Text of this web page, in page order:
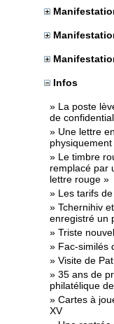
Infos
» La poste
de
» Une lettre
physiquement
» Le timbre
remplacé par
lettre rouge »
» Les tarifs
» Tchernihiv
enregistré un
» Triste
» Fac-similés
» Visite de
» 35 ans de
philatélique
» Cartes à
XV